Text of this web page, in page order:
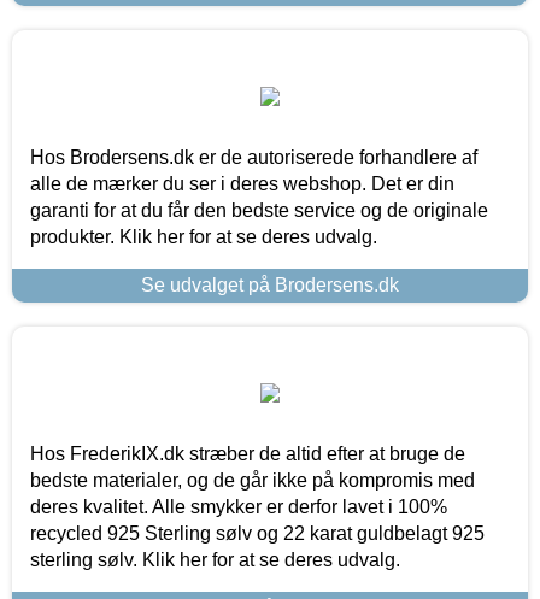
Hos Brodersens.dk er de autoriserede forhandlere af
alle de mærker du ser i deres webshop. Det er din
garanti for at du får den bedste service og de originale
produkter. Klik her for at se deres udvalg.
Se udvalget på Brodersens.dk
Hos FrederikIX.dk stræber de altid efter at bruge de
bedste materialer, og de går ikke på kompromis med
deres kvalitet. Alle smykker er derfor lavet i 100%
recycled 925 Sterling sølv og 22 karat guldbelagt 925
sterling sølv. Klik her for at se deres udvalg.